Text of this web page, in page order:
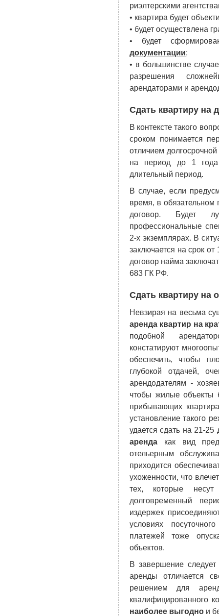
риэлтерскими
• квартира будет
• будет осуществлена
• будет
документации;
• в большинстве
разрешения
арендаторами и
Сдать квартиру на
В контексте такого
сроком понимается
отличием
на период до 1
длительный период.
В случае, если
время, в
договор. Будет
профессиональные
2-х экземплярах. В
заключается на срок от
договор найма
683 ГК РФ.
Сдать квартиру на
Невзирая на весьма
аренда квартир на
подобной
констатируют
обеспечить, чтобы
глубокой отдачей,
арендодателям -
чтобы жилые объекты
прибывающих
установление такого
удается сдать на 21-
аренда как вид
отельерным
приходится
ухоженности, что
тех, которые
долговременный
издержек
условиях
платежей тоже
объектов.
В завершение следует
аренды отличается
решением для
квалифицированного
наиболее выгодно и